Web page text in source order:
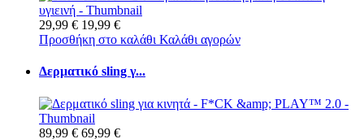
29,99 € 19,99 €
Προσθήκη στο καλάθι Καλάθι αγορών
Δερματικό sling γ...
89,99 € 69,99 €